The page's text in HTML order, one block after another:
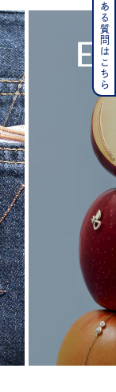
よくある質問はこちら